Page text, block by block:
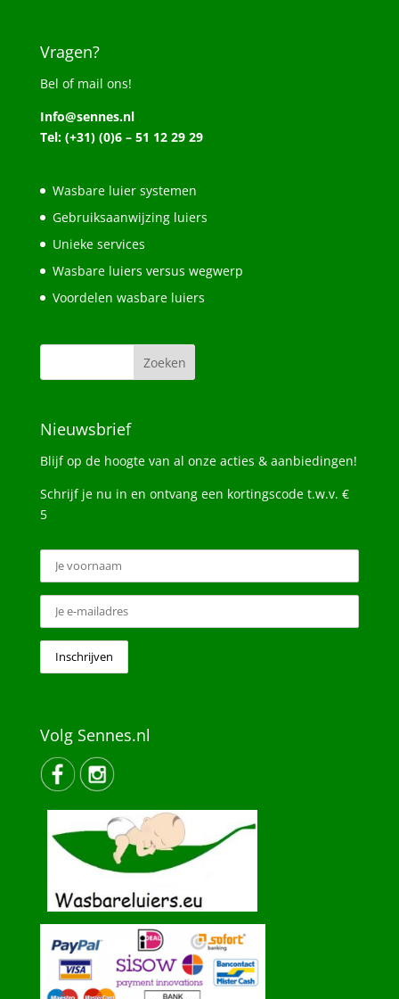
Vragen?
Bel of mail ons!
Info@sennes.nl
Tel: (+31) (0)6 – 51 12 29 29
Wasbare luier systemen
Gebruiksaanwijzing luiers
Unieke services
Wasbare luiers versus wegwerp
Voordelen wasbare luiers
Nieuwsbrief
Blijf op de hoogte van al onze acties & aanbiedingen!
Schrijf je nu in en ontvang een kortingscode t.w.v. €
5
Volg Sennes.nl